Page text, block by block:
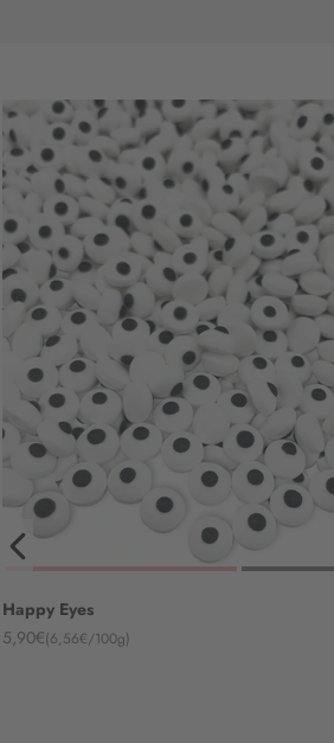
Happy Eyes
Angebot
5,90€(6,56€/100g)